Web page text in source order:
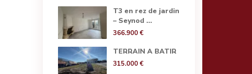
T3 en rez de jardin
– Seynod ...
366.900 €
TERRAIN A BATIR
315.000 €